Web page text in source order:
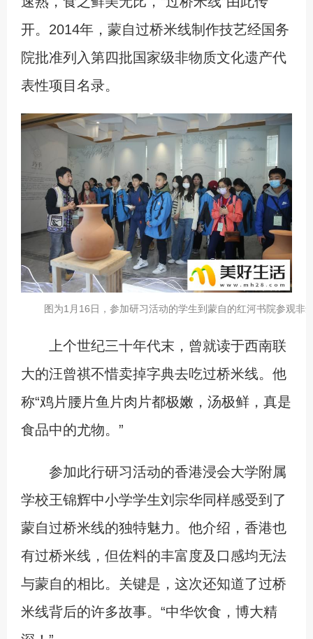
开。2014年，蒙自过桥米线制作技艺经国务
院批准列入第四批国家级非物质文化遗产代
表性项目名录。
图为1月16日，参加研习活动的学生到蒙自的红河书院参观非
上个世纪三十年代末，曾就读于西南联
大的汪曾祺不惜卖掉字典去吃过桥米线。他
称“鸡片腰片鱼片肉片都极嫩，汤极鲜，真是
食品中的尤物。”
参加此行研习活动的香港浸会大学附属
学校王锦辉中小学学生刘宗华同样感受到了
蒙自过桥米线的独特魅力。他介绍，香港也
有过桥米线，但佐料的丰富度及口感均无法
与蒙自的相比。关键是，这次还知道了过桥
米线背后的许多故事。“中华饮食，博大精